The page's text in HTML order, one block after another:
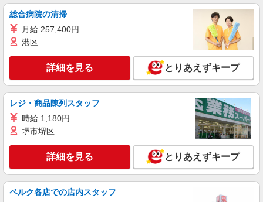
スSTAFF♪未経験OK
時給1500円〜2125円 ＜日払い有/週払い有/交
キープ 詳細を見る
派遣社員
株式会社kotrio /●TK-H-2099751
高崎問屋町駅｜まずは送迎業務で活躍しよう◎
時給1500円〜2125円 ＜日払い有/週払い有/交
通費全支給(ガソリン代含む)＞
最寄り駅：高崎問屋町
総合病院の清掃
月給 257,400円
港区
詳細を見る とりあえずキープ
レジ・商品陳列スタッフ
時給 1,180円
堺市堺区
詳細を見る とりあえずキープ
ベルク各店での店内スタッフ